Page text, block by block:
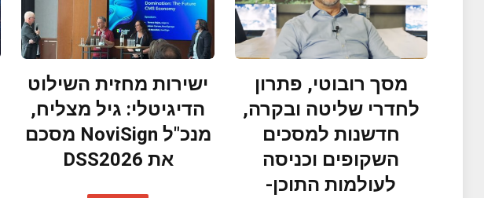
מסך רובוטי, פתרון
לחדרי שליטה ובקרה,
חדשנות למסכים
השקופים וכניסה
לעולמות התוכן-
ישירות מחזית השילוט
הדיגיטלי: גיל מצליח,
מנכ"ל NoviSign מסכם
את DSS2026